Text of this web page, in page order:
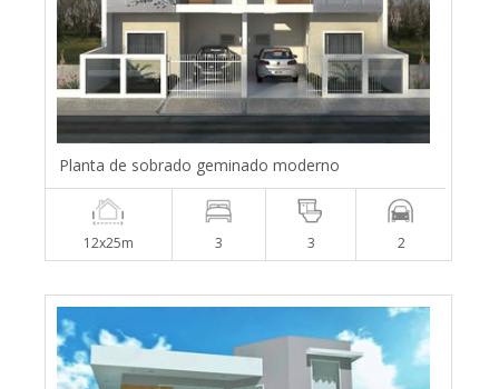
Planta de sobrado geminado moderno
12x25m 3 3 2